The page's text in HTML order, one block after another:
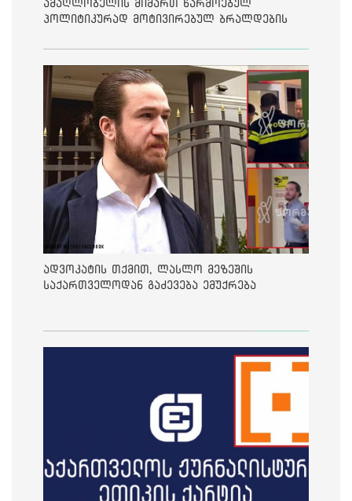
ამაღლობელის მიმართ წარმოებულ
პოლიტიკურად მოტივირებულ ბრალდების
ადვოკატის თქმით, ლასლო მეზეშის
საქართველოდან გაძევება ემუქრება